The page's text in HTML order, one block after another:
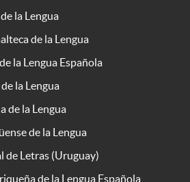
la Lengua
de la Lengua
la Lengua Española
la Lengua
de la Lengua
de la Lengua
de Letras (Uruguay)
de la Lengua Española